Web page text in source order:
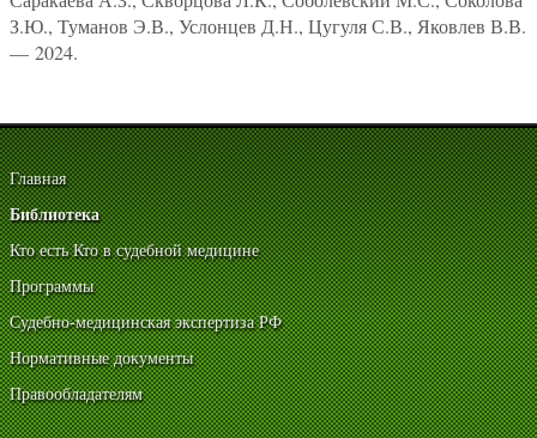
З.Ю., Туманов Э.В., Услонцев Д.Н., Цугуля С.В., Яковлев В.В.
— 2024.
Главная
Библиотека
Кто есть Кто в судебной медицине
Программы
Судебно-медицинская экспертиза РФ
Нормативные документы
Правообладателям